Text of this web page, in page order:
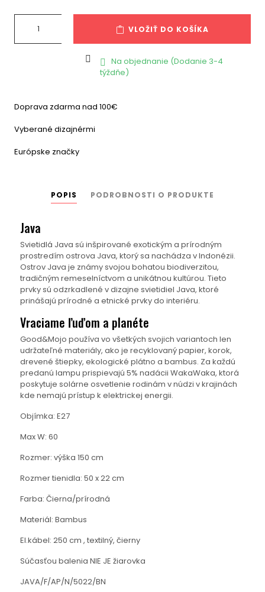
VLOŽIŤ DO KOŠÍKA
 
Na objednanie (Dodanie 3-4
týždňe)
Doprava zdarma nad 100€
Vyberané dizajnérmi
Európske značky
POPIS PODROBNOSTI O PRODUKTE
Java
Svietidlá Java sú inšpirované exotickým a prírodným
prostredím ostrova Java, ktorý sa nachádza v Indonézii.
Ostrov Java je známy svojou bohatou biodiverzitou,
tradičným remeselníctvom a unikátnou kultúrou. Tieto
prvky sú odzrkadlené v dizajne svietidiel Java, ktoré
prinášajú prírodné a etnické prvky do interiéru.
Vraciame ľuďom a planéte
Good&Mojo používa vo všetkých svojich variantoch len
udržateľné materiály, ako je recyklovaný papier, korok,
drevené štiepky, ekologické plátno a bambus. Za každú
predanú lampu prispievajú 5% nadácii WakaWaka, ktorá
poskytuje solárne osvetlenie rodinám v núdzi v krajinách
kde nemajú prístup k elektrickej energii.
Objímka: E27
Max W: 60
Rozmer: výška 150 cm
Rozmer tienidla: 50 x 22 cm
Farba: Čierna/prírodná
Materiál: Bambus
El.kábel: 250 cm , textilný, čierny
Súčasťou balenia NIE JE žiarovka
JAVA/F/AP/N/5022/BN